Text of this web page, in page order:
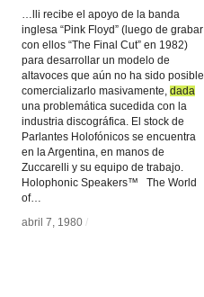
…lli recibe el apoyo de la banda
inglesa “Pink Floyd” (luego de grabar
con ellos “The Final Cut” en 1982)
para desarrollar un modelo de
altavoces que aún no ha sido posible
comercializarlo masivamente, dada
una problemática sucedida con la
industria discográfica. El stock de
Parlantes Holofónicos se encuentra
en la Argentina, en manos de
Zuccarelli y su equipo de trabajo.
Holophonic Speakers™ The World
of…
abril 7, 1980 /
dada
abril 7, 1980 /